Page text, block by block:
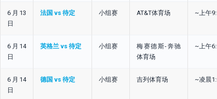
6月13
日
法国 vs 待定 小组赛 AT&T体育场 ~上午
6月14
日
英格兰 vs 待定 小组赛
梅赛德斯-奔驰
体育场
~上午
6月14
日
德国 vs 待定 小组赛 吉列体育场 ~凌晨